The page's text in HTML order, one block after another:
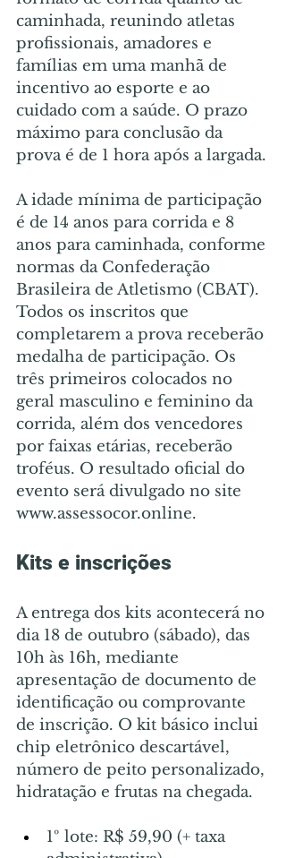
caminhada, reunindo atletas
profissionais, amadores e
famílias em uma manhã de
incentivo ao esporte e ao
cuidado com a saúde. O prazo
máximo para conclusão da
prova é de 1 hora após a largada.
A idade mínima de participação
é de 14 anos para corrida e 8
anos para caminhada, conforme
normas da Confederação
Brasileira de Atletismo (CBAT).
Todos os inscritos que
completarem a prova receberão
medalha de participação. Os
três primeiros colocados no
geral masculino e feminino da
corrida, além dos vencedores
por faixas etárias, receberão
troféus. O resultado oficial do
evento será divulgado no site
www.assessocor.online.
Kits e inscrições
A entrega dos kits acontecerá no
dia 18 de outubro (sábado), das
10h às 16h, mediante
apresentação de documento de
identificação ou comprovante
de inscrição. O kit básico inclui
chip eletrônico descartável,
número de peito personalizado,
hidratação e frutas na chegada.
1º lote: R$ 59,90 (+ taxa